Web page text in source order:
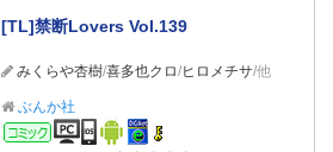
[TL]禁断Lovers Vol.139
みくらや杏樹/喜多也クロ/ヒロメチサ/他
ぶんか社
コミック